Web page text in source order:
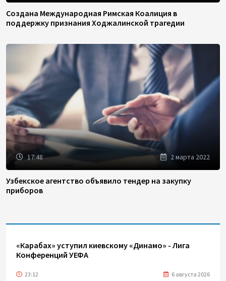
Создана Международная Римская Коалиция в
поддержку признания Ходжалинской трагедии
17:48 2 марта 2022
Узбекское агентство объявило тендер на закупку
приборов
«Карабах» уступил киевскому «Динамо» - Лига
Конференций УЕФА
23:12 6 августа 2026